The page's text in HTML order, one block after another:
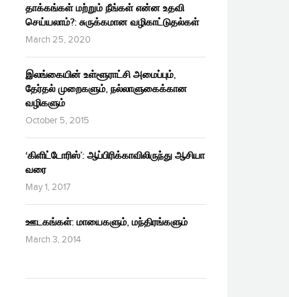
தாக்கங்கள் மற்றும் நீங்கள் என்ன உதவி
செய்யலாம்?: சுருக்கமான வழிகாட்டுதல்கள்
March 25, 2020
இலங்கையின் உள்ளூராட்சி அமைப்பும்,
தேர்தல் முறைகளும், நல்லாளுகைக்கான
வழிகளும்
October 5, 2015
‘கிளிட்டோரிஸ்’: ஆப்பிரிக்காவிலிருந்து ஆசியா
வரை
May 1, 2017
ஊடகங்கள்: மாயைகளும், மந்திரங்களும்
March 3, 2014